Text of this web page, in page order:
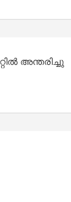
അന്തരിച്ചു